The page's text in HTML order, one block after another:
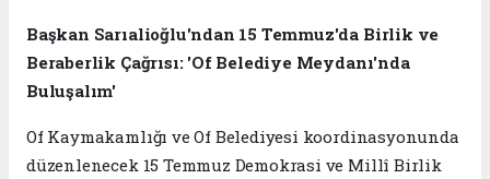
Başkan Sarıalioğlu'ndan 15 Temmuz'da Birlik ve
Beraberlik Çağrısı: 'Of Belediye Meydanı'nda
Buluşalım'
Of Kaymakamlığı ve Of Belediyesi koordinasyonunda
düzenlenecek 15 Temmuz Demokrasi ve Millî Birlik